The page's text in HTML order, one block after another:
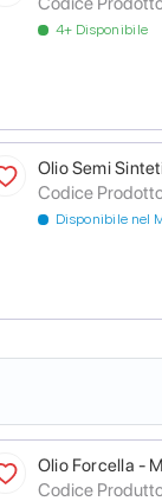
4+ Disponibile
Olio Semi
Codice
Disponibile nel
Olio Forcella -
Codice